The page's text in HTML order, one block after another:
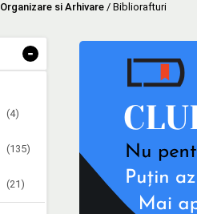
Organizare si Arhivare / Bibliorafturi
-
(4)
(135)
(21)